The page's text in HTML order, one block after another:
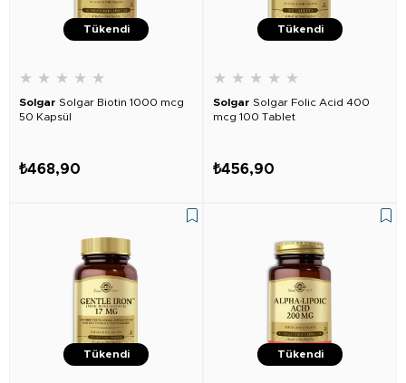
Tükendi
★ ★ ★ ★ ★
Solgar Solgar Biotin 1000 mcg
50 Kapsül
₺468,90
Tükendi
★ ★ ★ ★ ★
Solgar Solgar Folic Acid 400
mcg 100 Tablet
₺456,90
Tükendi Tükendi